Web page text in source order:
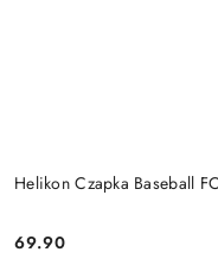
Helikon Czapka Baseball
Cena:
69.90